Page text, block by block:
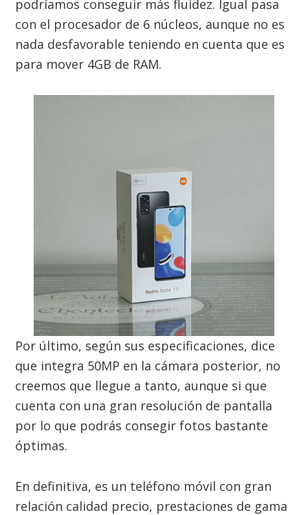
podríamos conseguir más fluidez. Igual pasa
con el procesador de 6 núcleos, aunque no es
nada desfavorable teniendo en cuenta que es
para mover 4GB de RAM.
Por último, según sus especificaciones, dice
que integra 50MP en la cámara posterior, no
creemos que llegue a tanto, aunque si que
cuenta con una gran resolución de pantalla
por lo que podrás consegir fotos bastante
óptimas.
En definitiva, es un teléfono móvil con gran
relación calidad precio, prestaciones de gama